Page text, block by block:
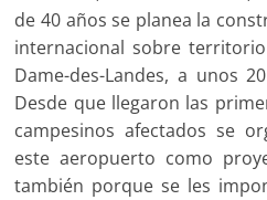
de 40 años se planea la
internacional sobre
Dame-des-Landes, a unos
Desde que llegaron las
campesinos afectados se
este aeropuerto como
también porque se les